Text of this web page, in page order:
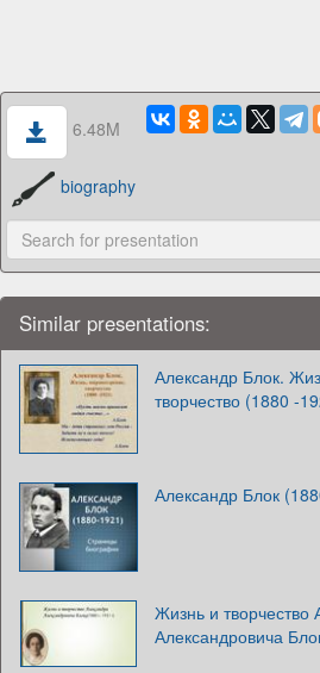
6.48M
biography
Similar presentations:
Александр Блок.
творчество (1880 -
Александр Блок
Жизнь и творчество
Александровича